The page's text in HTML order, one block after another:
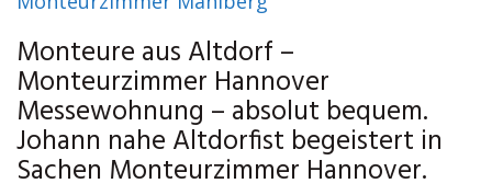
Monteure aus Altdorf –
Monteurzimmer Hannover
Messewohnung – absolut bequem.
Johann nahe Altdorfist begeistert in
Sachen Monteurzimmer Hannover.